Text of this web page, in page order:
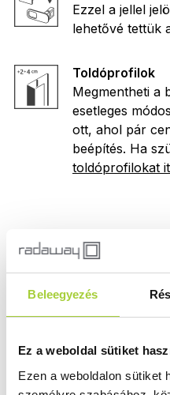
Beleegyezés
Ez a weboldal sütiket
Ezen a weboldalon sütiket
Ezzel a jellel
lehetővé tettük
Toldóprofilok
Megmentheti a
esetleges
ott, ahol pár
beépítés. Ha
toldóprofilokat
Az alábbi listában a
variációit nézheti
jelenti, hogy a
megadására is